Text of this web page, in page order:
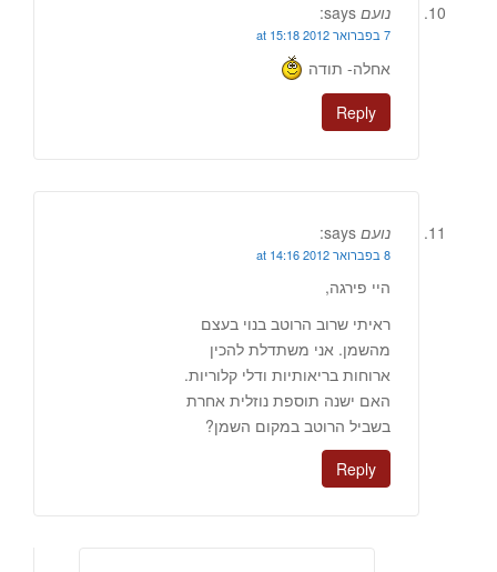
נועם says:
7 בפברואר 2012 at 15:18
אחלה- תודה
Reply
נועם says:
8 בפברואר 2012 at 14:16
היי פירגה,
ראיתי שרוב הרוטב בנוי בעצם
מהשמן. אני משתדלת להכין
ארוחות בריאותיות ודלי קלוריות.
האם ישנה תוספת נוזלית אחרת
בשביל הרוטב במקום השמן?
Reply